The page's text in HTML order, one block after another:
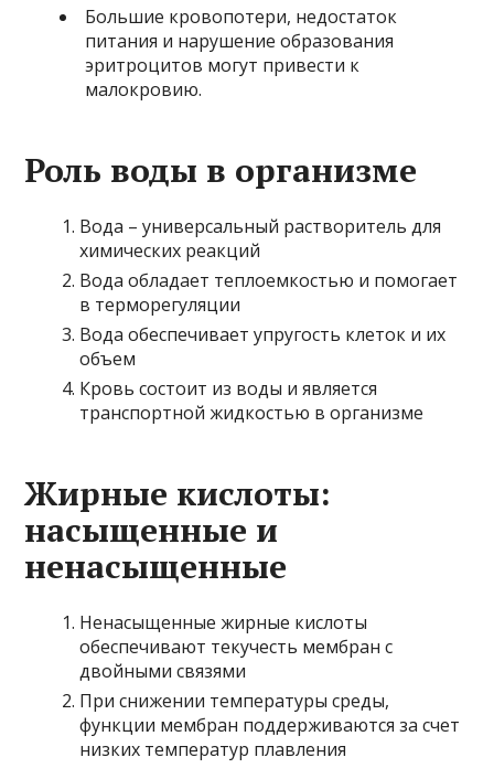
Большие кровопотери, недостаток
питания и нарушение образования
эритроцитов могут привести к
малокровию.
Роль воды в организме
Вода – универсальный растворитель для
химических реакций
Вода обладает теплоемкостью и помогает
в терморегуляции
Вода обеспечивает упругость клеток и их
объем
Кровь состоит из воды и является
транспортной жидкостью в организме
Жирные кислоты:
насыщенные и
ненасыщенные
Ненасыщенные жирные кислоты
обеспечивают текучесть мембран с
двойными связями
При снижении температуры среды,
функции мембран поддерживаются за счет
низких температур плавления